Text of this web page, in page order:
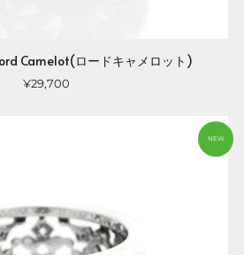
Camelot(ロードキャメロット)
¥29,700
NEW